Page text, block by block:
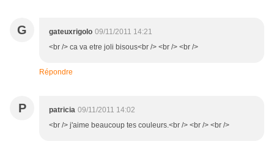
G gateuxrigolo 09/11/2011 14:21
<br /> ca va etre joli bisous<br /> <br /> <br />
Répondre
P patricia 09/11/2011 14:02
<br /> j'aime beaucoup tes couleurs.<br /> <br /> <br />